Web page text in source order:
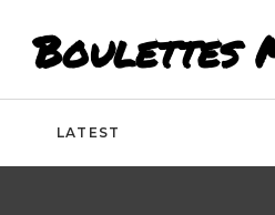
Boulettes
LATEST